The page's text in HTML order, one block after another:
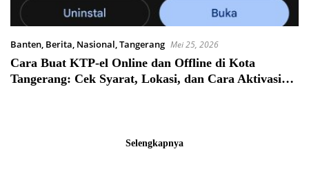
Banten, Berita, Nasional,Tangerang Mei 25, 2026
Cara Buat KTP-el Online dan Offline di Kota
Tangerang: Cek Syarat, Lokasi, dan Cara Aktivasi
Selengkapnya